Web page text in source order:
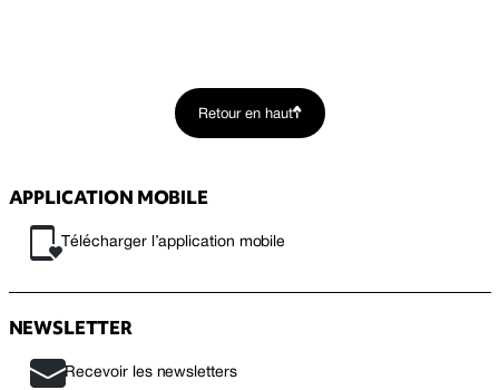
Retour en haut
APPLICATION MOBILE
Télécharger l’application mobile
NEWSLETTER
Recevoir les newsletters